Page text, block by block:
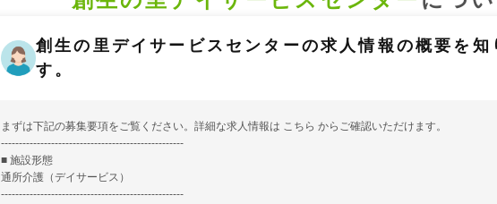
創生の里デイサービスセンターの求人情報の概要を知
す。
まずは下記の募集要項をご覧ください。詳細な求人情報は こちら からご確認いただけます。
---------------------------------------------------
■ 施設形態
通所介護（デイサービス）
---------------------------------------------------